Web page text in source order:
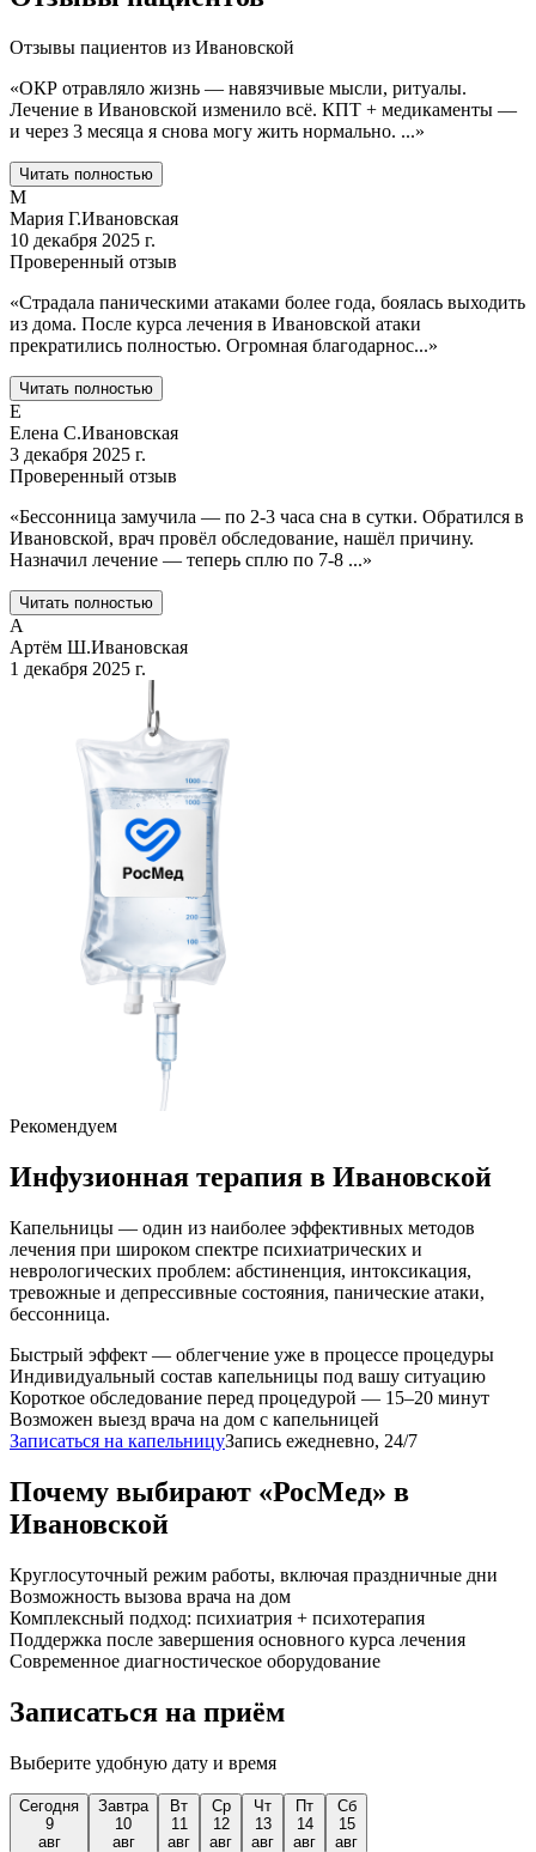
Отзывы пациентов из Ивановской
«ОКР отравляло жизнь — навязчивые мысли, ритуалы.
Лечение в Ивановской изменило всё. КПТ + медикаменты —
и через 3 месяца я снова могу жить нормально. ...»
Читать полностью
М
Мария Г.Ивановская
10 декабря 2025 г.
Проверенный отзыв
«Страдала паническими атаками более года, боялась выходить
из дома. После курса лечения в Ивановской атаки
прекратились полностью. Огромная благодарнос...»
Читать полностью
Е
Елена С.Ивановская
3 декабря 2025 г.
Проверенный отзыв
«Бессонница замучила — по 2-3 часа сна в сутки. Обратился в
Ивановской, врач провёл обследование, нашёл причину.
Назначил лечение — теперь сплю по 7-8 ...»
Читать полностью
А
Артём Ш.Ивановская
1 декабря 2025 г.
Рекомендуем
Инфузионная терапия в Ивановской
Капельницы — один из наиболее эффективных методов
лечения при широком спектре психиатрических и
неврологических проблем: абстиненция, интоксикация,
тревожные и депрессивные состояния, панические атаки,
бессонница.
Быстрый эффект — облегчение уже в процессе процедуры
Индивидуальный состав капельницы под вашу ситуацию
Короткое обследование перед процедурой — 15–20 минут
Возможен выезд врача на дом с капельницей
Записаться на капельницуЗапись ежедневно, 24/7
Почему выбирают «РосМед» в
Ивановской
Круглосуточный режим работы, включая праздничные дни
Возможность вызова врача на дом
Комплексный подход: психиатрия + психотерапия
Поддержка после завершения основного курса лечения
Современное диагностическое оборудование
Записаться на приём
Выберите удобную дату и время
Сегодня
9
авг
Завтра
10
авг
Вт
11
авг
Ср
12
авг
Чт
13
авг
Пт
14
авг
Сб
15
авг